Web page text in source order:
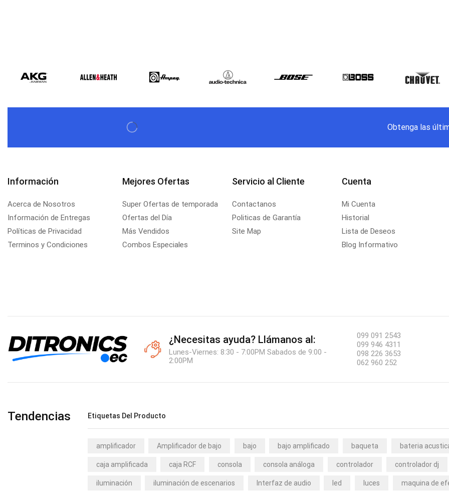
Obtenga las
Información
Acerca de Nosotros
Información de Entregas
Políticas de Privacidad
Terminos y Condiciones
Mejores Ofertas
Super Ofertas de temporada
Ofertas del Día
Más Vendidos
Combos Especiales
Servicio al Cliente
Contactanos
Politicas de Garantía
Site Map
Cuenta
Mi Cuenta
Historial
Lista de Deseos
Blog Informativo
¿Necesitas ayuda? Llámanos al:
Lunes-Viernes: 8:30 - 7:00PM Sabados de 9:00 -
2:00PM
099 091 2543
099 946 4311
098 226 3653
062 960 252
Tendencias Etiquetas Del Producto
amplificador Amplificador de bajo bajo bajo amplificado baqueta bateria
caja amplificada caja RCF consola consola análoga controlador controlador dj
iluminación iluminación de escenarios Interfaz de audio led luces maquina de